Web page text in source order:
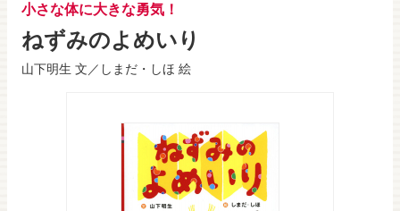
小さな体に大きな勇気！
ねずみのよめいり
山下明生 文／ しまだ・しほ 絵